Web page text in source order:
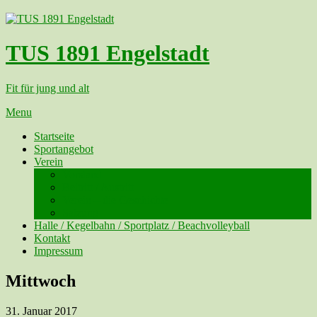
TUS 1891 Engelstadt
Fit für jung und alt
Menu
Startseite
Sportangebot
Verein
Halle / Kegelbahn / Sportplatz / Beachvolleyball
Kontakt
Impressum
Mittwoch
31. Januar 2017